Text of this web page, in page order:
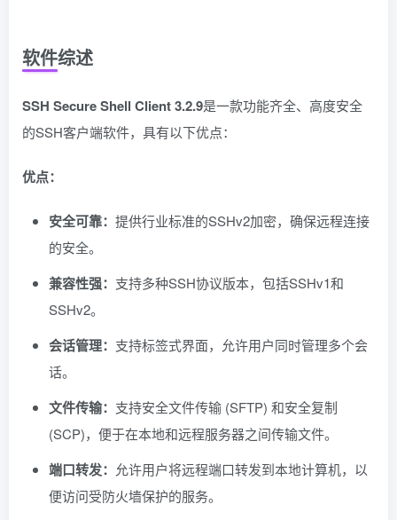
软件综述
SSH Secure Shell Client 3.2.9是一款功能齐全、高度安全
的SSH客户端软件，具有以下优点：
优点：
安全可靠： 提供行业标准的SSHv2加密，确保远程连接
的安全。
兼容性强： 支持多种SSH协议版本，包括SSHv1和
SSHv2。
会话管理： 支持标签式界面，允许用户同时管理多个会
话。
文件传输： 支持安全文件传输 (SFTP) 和安全复制
(SCP)，便于在本地和远程服务器之间传输文件。
端口转发： 允许用户将远程端口转发到本地计算机，以
便访问受防火墙保护的服务。